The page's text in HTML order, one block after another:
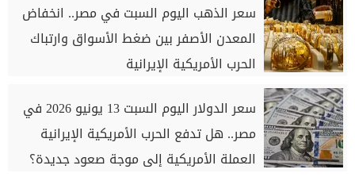
سعر الذهب اليوم السبت في مصر.. انخفاض
المعدن الأصفر بين ضغط الأسواق وارتباك
الحرب الأمريكية الإيرانية
سعر الدولار اليوم السبت 13 يونيو 2026 في
مصر.. هل تدفع الحرب الأمريكية الإيرانية
العملة الأمريكية إلى موجة صعود جديدة؟